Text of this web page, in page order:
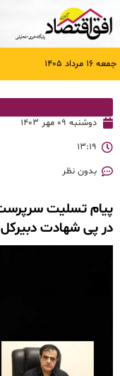
جمعه ۱۶ مرداد ۱۴۰۵
دوشنبه ۰۹ مهر ۱۴۰۳
۱۳:۱۹
بدون نظر
پیام تسلیت سرپرست
در پی شهادت دبیرکل